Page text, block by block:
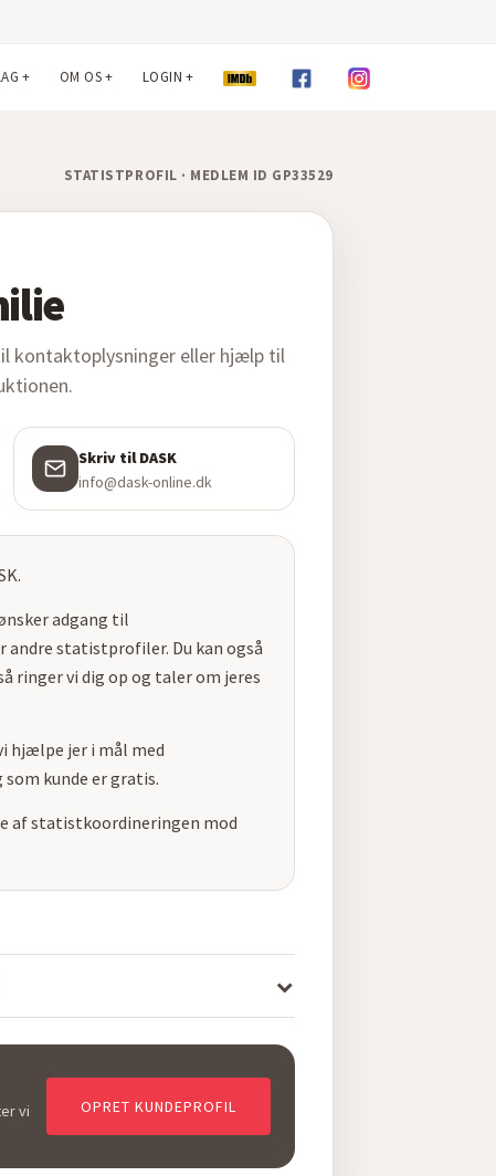
+ OM OS+ LOGIN +
STATISTPROFIL · MEDLEM ID GP33529
kontaktoplysninger eller hjælp til
Skriv til DASK
info@dask-online.dk
adgang til
statistprofiler. Du kan også
ringer vi dig op og taler om jeres
hjælpe jer i mål med
kunde er gratis.
af statistkoordineringen mod
vi
OPRET KUNDEPROFIL